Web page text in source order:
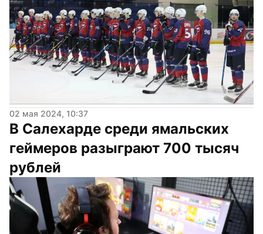
02 мая 2024, 10:37
В Салехарде среди ямальских
геймеров разыграют 700 тысяч
рублей